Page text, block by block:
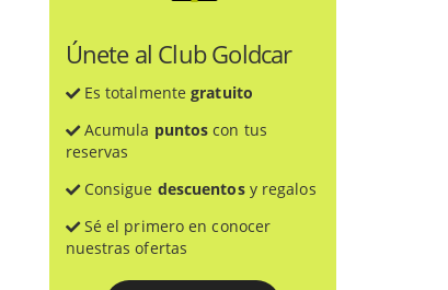
Únete al Club Goldcar
Es totalmentegratuito
Acumula puntos con tus
reservas
Consigue descuentosy regalos
Sé el primero en conocer
nuestras ofertas